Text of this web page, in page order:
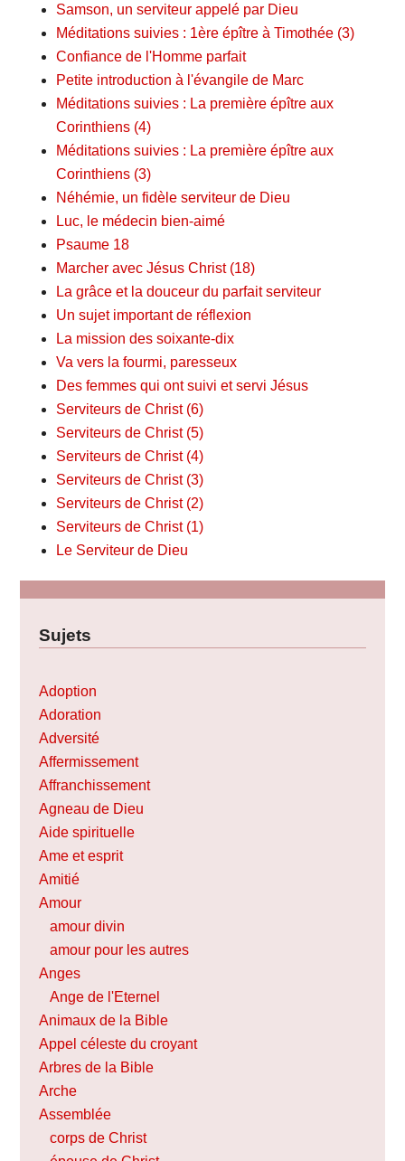
Samson, un serviteur appelé par Dieu
Méditations suivies : 1ère épître à Timothée (3)
Confiance de l'Homme parfait
Petite introduction à l'évangile de Marc
Méditations suivies : La première épître aux
Corinthiens (4)
Méditations suivies : La première épître aux
Corinthiens (3)
Néhémie, un fidèle serviteur de Dieu
Luc, le médecin bien-aimé
Psaume 18
Marcher avec Jésus Christ (18)
La grâce et la douceur du parfait serviteur
Un sujet important de réflexion
La mission des soixante-dix
Va vers la fourmi, paresseux
Des femmes qui ont suivi et servi Jésus
Serviteurs de Christ (6)
Serviteurs de Christ (5)
Serviteurs de Christ (4)
Serviteurs de Christ (3)
Serviteurs de Christ (2)
Serviteurs de Christ (1)
Le Serviteur de Dieu
Sujets
Adoption
Adoration
Adversité
Affermissement
Affranchissement
Agneau de Dieu
Aide spirituelle
Ame et esprit
Amitié
Amour
amour divin
amour pour les autres
Anges
Ange de l'Eternel
Animaux de la Bible
Appel céleste du croyant
Arbres de la Bible
Arche
Assemblée
corps de Christ